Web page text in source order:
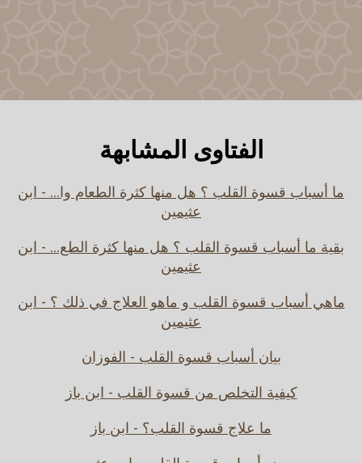
الفتاوى المشابهة
ما أسباب قسوة القلب ؟ هل منها كثرة الطعام وا... - ابن
عثيمين
بقية ما أسباب قسوة القلب ؟ هل منها كثرة الطع... - ابن
عثيمين
ماهي أسباب قسوة القلب و ماهو العلاج في ذلك ؟ - ابن
عثيمين
بيان أسباب قسوة القلب - الفوزان
كيفية التخلص من قسوة القلب - ابن باز
ما علاج قسوة القلب؟ - ابن باز